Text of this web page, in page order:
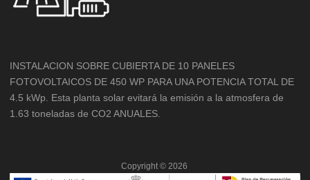
INSTALACION SOBRE CUBIERTA DE 10 PANELES
FOTOVOLTAICOS DE 450 WP PARA UNA POTENCIA TOTAL DE
4.5 kWp. Esta planta solar evitará la emisión a la atmosfera de
1.63 toneladas de CO2 ANUALES.
Copyright © 2026